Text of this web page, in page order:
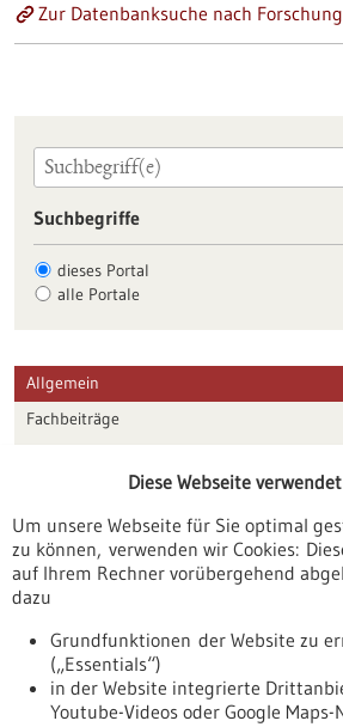
Zur Datenbanksuche nach
Suchbegriffe
dieses Portal
alle Portale
Allgemein
Fachbeiträge
Veranstaltungen
Erscheinungsdatum
Diese Webseite
Um unsere Webseite für Sie optimal
zu können, verwenden wir Cookies:
auf Ihrem Rechner vorübergehend
dazu
Grundfunktionen der Website zu
(„Essentials“)
in der Website integrierte
Youtube-Videos oder Google